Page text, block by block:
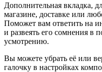
Дополнительная вкладка,
магазине, доставке или
Поможет вам ответить на
и развеять его сомнения в
усмотрению.
Вы можете убрать её или
галочку в настройках